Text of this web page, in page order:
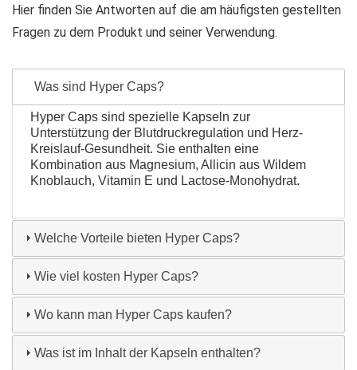
Hier finden Sie Antworten auf die am häufigsten gestellten
Fragen zu dem Produkt und seiner Verwendung.
Was sind Hyper Caps?
Hyper Caps sind spezielle Kapseln zur
Unterstützung der Blutdruckregulation und Herz-
Kreislauf-Gesundheit. Sie enthalten eine
Kombination aus Magnesium, Allicin aus Wildem
Knoblauch, Vitamin E und Lactose-Monohydrat.
Welche Vorteile bieten Hyper Caps?
Wie viel kosten Hyper Caps?
Wo kann man Hyper Caps kaufen?
Was ist im Inhalt der Kapseln enthalten?